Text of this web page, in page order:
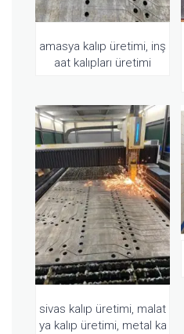
amasya kalıp üretimi, inş
aat kalıpları üretimi
sivas kalıp üretimi, malat
ya kalıp üretimi, metal ka